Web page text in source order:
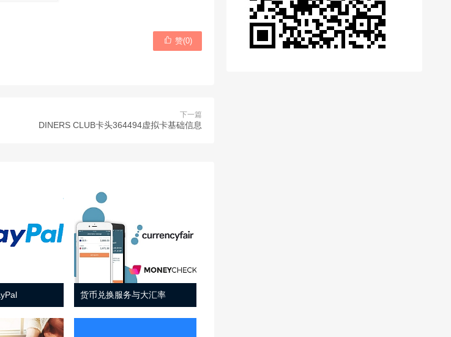
 赞(0)
下一篇
DINERS CLUB卡头364494虚拟卡基础信息
货币兑换服务与大汇率